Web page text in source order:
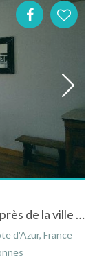
Appartement au coeur des montagne près de la ville historique à Briançon dans les Hautes-Alpes
d'Azur, France